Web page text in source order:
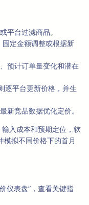
平台过滤商品。
定金额调整或根据新
预计订单量变化和潜在
逐平台更新价格，并生
新竞品数据优化定价。
输入成本和预期定位，软
模拟不同价格下的首月
仪表盘”，查看关键指